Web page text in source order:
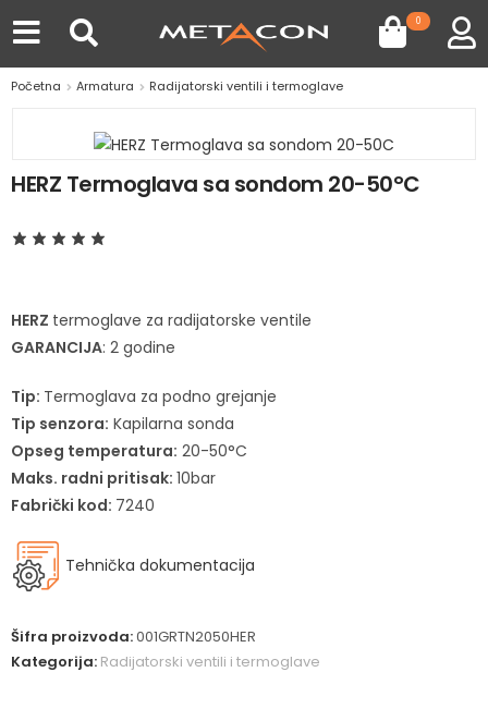
0
Početna Armatura Radijatorski ventili i termoglave
HERZ Termoglava sa sondom 20-50°C
HERZ termoglave za radijatorske ventile
GARANCIJA: 2 godine
Tip: Termoglava za podno grejanje
Tip senzora: Kapilarna sonda
Opseg temperatura: 20-50°C
Maks. radni pritisak: 10bar
Fabrički kod: 7240
Tehnička dokumentacija
Šifra proizvoda:001GRTN2050HER
Kategorija: Radijatorski ventili i termoglave